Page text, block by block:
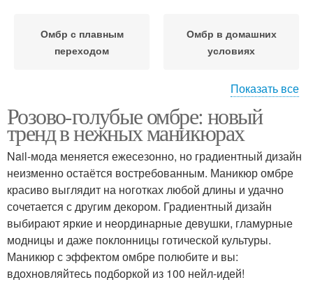
Омбр с плавным
переходом
Омбр в домашних
условиях
Розово-голубый омбр
Показать все
Розово-голубые омбре: новый
тренд в нежных маникюрах
Nail-мода меняется ежесезонно, но градиентный дизайн
неизменно остаётся востребованным. Маникюр омбре
красиво выглядит на ноготках любой длины и удачно
сочетается с другим декором. Градиентный дизайн
выбирают яркие и неординарные девушки, гламурные
модницы и даже поклонницы готической культуры.
Маникюр с эффектом омбре полюбите и вы:
вдохновляйтесь подборкой из 100 нейл-идей!